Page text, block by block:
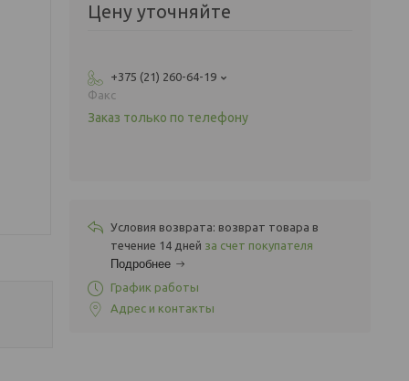
Цену уточняйте
+375 (21) 260-64-19
Факс
Заказ только по телефону
возврат товара в
течение 14 дней за счет покупателя
Подробнее
График работы
Адрес и контакты